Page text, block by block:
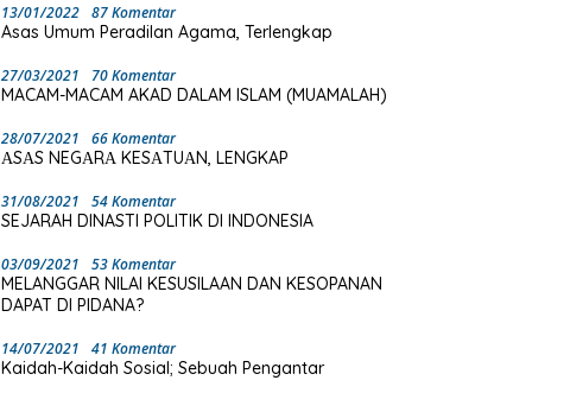
13/01/2022 87 Komentar
Asas Umum Peradilan Agama, Terlengkap
27/03/2021 70 Komentar
MACAM-MACAM AKAD DALAM ISLAM (MUAMALAH)
28/07/2021 66 Komentar
ΑSΑS NEGΑRΑ KESΑTUΑN, LENGKAP
31/08/2021 54 Komentar
SEJARAH DINASTI POLITIK DI INDONESIA
03/09/2021 53 Komentar
MELANGGAR NILAI KESUSILAAN DAN KESOPANAN
DAPAT DI PIDANA?
14/07/2021 41 Komentar
Kaidah-Kaidah Sosial; Sebuah Pengantar